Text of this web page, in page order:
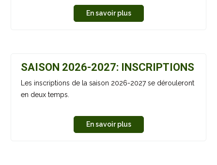
En savoir plus
SAISON 2026-2027: INSCRIPTIONS
Les inscriptions de la saison 2026-2027 se dérouleront
en deux temps.
En savoir plus